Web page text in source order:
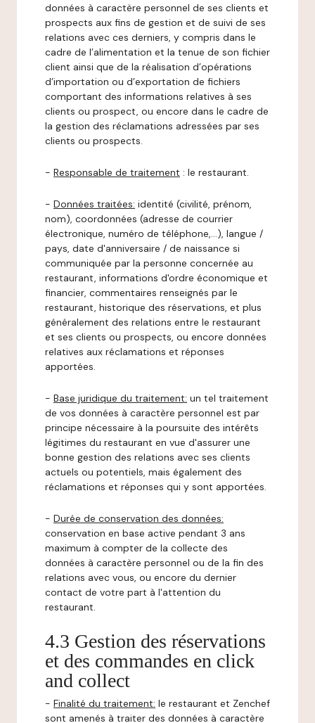
données à caractère personnel de ses clients et
prospects aux fins de gestion et de suivi de ses
relations avec ces derniers, y compris dans le
cadre de l’alimentation et la tenue de son fichier
client ainsi que de la réalisation d’opérations
d’importation ou d’exportation de fichiers
comportant des informations relatives à ses
clients ou prospect, ou encore dans le cadre de
la gestion des réclamations adressées par ses
clients ou prospects.
- Responsable de traitement : le restaurant.
- Données traitées: identité (civilité, prénom,
nom), coordonnées (adresse de courrier
électronique, numéro de téléphone,…), langue /
pays, date d'anniversaire / de naissance si
communiquée par la personne concernée au
restaurant, informations d'ordre économique et
financier, commentaires renseignés par le
restaurant, historique des réservations, et plus
généralement des relations entre le restaurant
et ses clients ou prospects, ou encore données
relatives aux réclamations et réponses
apportées.
- Base juridique du traitement: un tel traitement
de vos données à caractère personnel est par
principe nécessaire à la poursuite des intérêts
légitimes du restaurant en vue d'assurer une
bonne gestion des relations avec ses clients
actuels ou potentiels, mais également des
réclamations et réponses qui y sont apportées.
- Durée de conservation des données:
conservation en base active pendant 3 ans
maximum à compter de la collecte des
données à caractère personnel ou de la fin des
relations avec vous, ou encore du dernier
contact de votre part à l'attention du
restaurant.
4.3 Gestion des réservations
et des commandes en click
and collect
- Finalité du traitement: le restaurant et Zenchef
sont amenés à traiter des données à caractère